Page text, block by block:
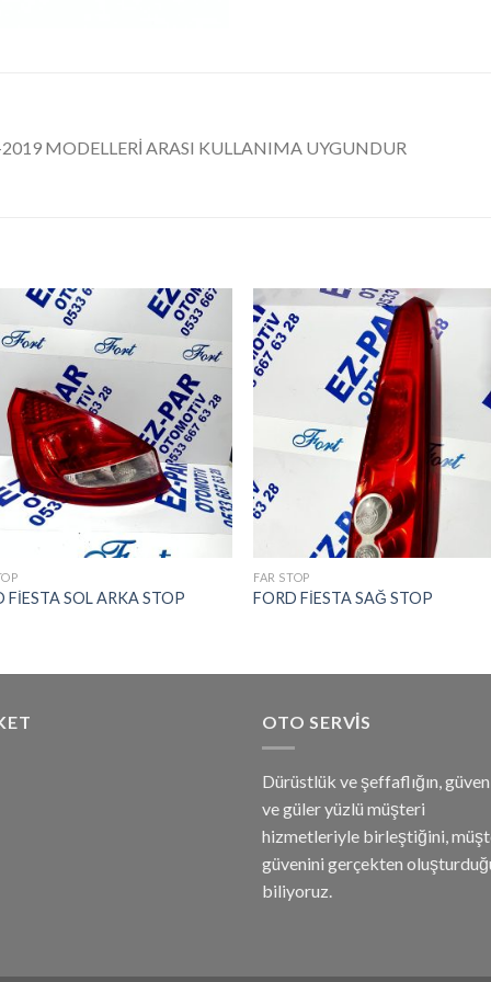
MODELLERİ ARASI KULLANIMA UYGUNDUR
FİESTA SOL ARKA STOP
FAR STOP
FORD FİESTA SAĞ STOP
OTO SERVIS
Dürüstlük ve şeffaflığın,
ve güler yüzlü müşteri
hizmetleriyle birleştiğini,
güvenini gerçekten
biliyoruz.